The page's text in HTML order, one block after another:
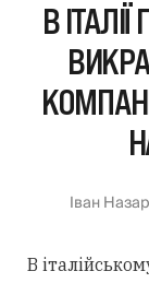
В
Іван
В